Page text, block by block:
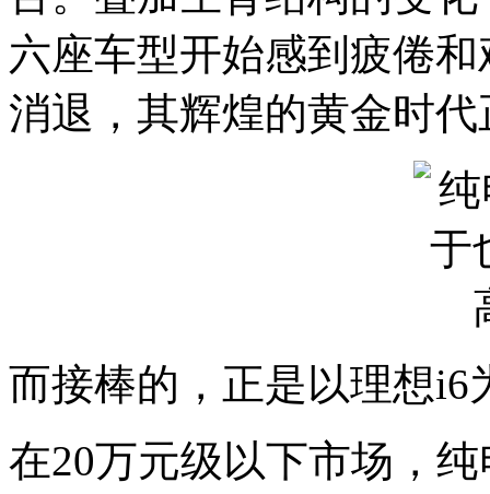
六座车型开始感到疲倦
消退，其辉煌的黄金时
而接棒的，正是以理想i6
在20万元级以下市场，